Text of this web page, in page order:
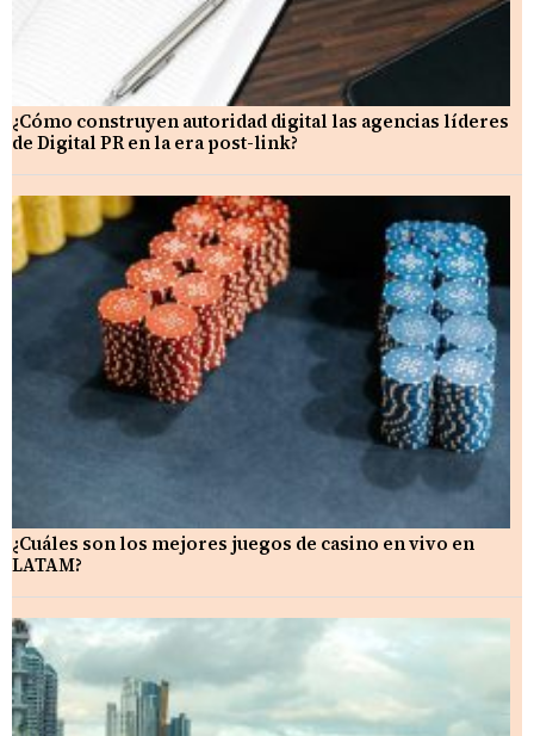
¿Cómo construyen autoridad digital las agencias líderes
de Digital PR en la era post-link?
¿Cuáles son los mejores juegos de casino en vivo en
LATAM?